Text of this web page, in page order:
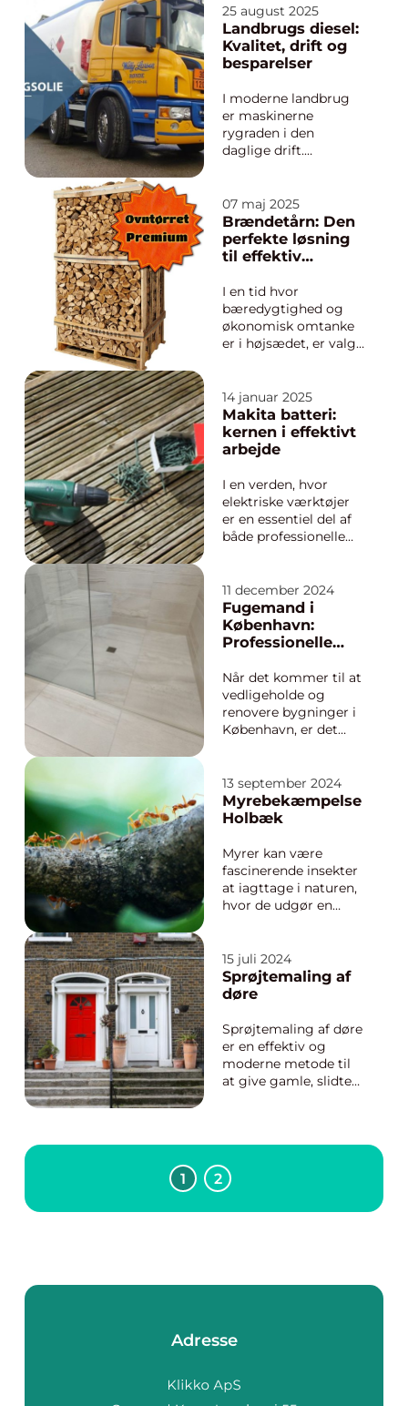
verdens storbyer er
balkoner blevet en
vigtig del af bylivet,
ikke kun som
af...
25 august 2025
Landbrugs diesel:
Kvalitet, drift og
besparelser
I moderne landbrug
er maskinerne
rygraden i den
daglige drift.
læssemaskiner
arbejder ofte på fuld
kapacitet, og når
sæsonen topper, er
plads til stilstand.
Netop derfor ...
07 maj 2025
Brændetårn: Den
perfekte løsning
til effektiv
I en tid hvor
bæredygtighed og
økonomisk omtanke
er i højsædet, er valg
vigtigere end
nogensinde. For
mange danskere er
brændefyring en både
hyggelig måde at va...
14 januar 2025
Makita batteri:
kernen i effektivt
arbejde
I en verden, hvor
elektriske værktøjer
er en essentiel del af
både professionelle
hverdag, spiller
batteriteknologi en
central rolle. Makita,
et af de førende
vær...
11 december 2024
Fugemand i
København:
Professionelle
behov
Når det kommer til at
vedligeholde og
renovere bygninger i
København, er det
forseglet og beskyttet
mod de ofte hårde
nordiske vejrforhold.
denne proces er a...
13 september 2024
Myrebekæmpelse
Holbæk
Myrer kan være
fascinerende insekter
at iagttage i naturen,
hvor de udgør en
de uinviteret gør
entré i private hjem
eller virksomheder i
a...
15 juli 2024
Sprøjtemaling af
døre
Sprøjtemaling af døre
er en effektiv og
moderne metode til
at give gamle, slidte
professionelle
håndværkere vælger
denne maleteknik på
1 2
Adresse